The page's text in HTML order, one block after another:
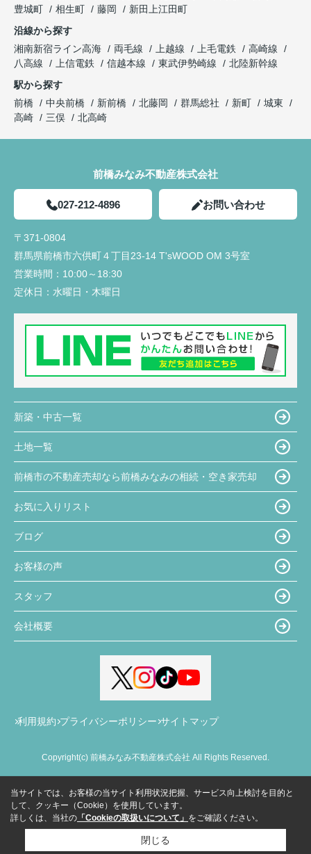
豊城町
相生町 藤岡
新田上江田町
沿線から探す
湘南新宿ライン高海
両毛線 上越線 上毛電鉄
高崎線
八高線
上信電鉄 信越本線 東武伊勢崎線
北陸新幹線
駅から探す
前橋
中央前橋 新前橋 北藤岡 群馬総社 新町
城東
高崎
三俣 北高崎
前橋みなみ不動産株式会社
027-212-4896 お問い合わせ
〒371-0804
群馬県前橋市六供町４丁目23‐14 T'sWOOD OM 3号室
営業時間： 10:00～18:30
定休日： 水曜日・木曜日
新築・中古一覧
土地一覧
前橋市の不動産売却なら前橋みなみの相続・空き家売却
お気に入りリスト
ブログ
お客様の声
スタッフ
会社概要
利用規約 プライバシーポリシー サイトマップ
Copyright(c) 前橋みなみ不動産株式会社 All Rights Reserved.
当サイトでは、お客様の当サイト利用状況把握、サービス向上検討を目的と
して、クッキー（Cookie）を使用しています。
詳しくは、当社の 「Cookieの取扱いについて」 をご確認ください。
閉じる